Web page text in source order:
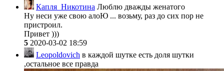
Капля_Никотина Люблю дважды женатого
Ну неси уже свою алоЮ ... возьму, раз до сих пор не
пристроил.
Привет )))
5 2020-03-02 18:59
Leopoldovich в каждой шутке есть доля шутки
,остальное все правда